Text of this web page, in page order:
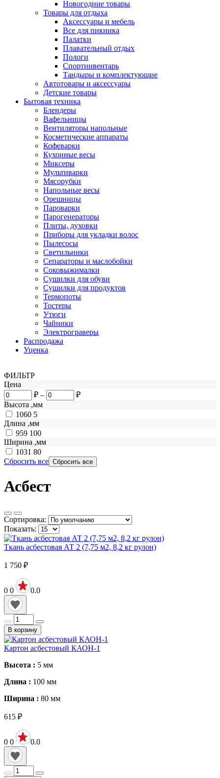
Новогодние товары
Товары для отдыха
Аксессуары и мебель
Все для пикника
Палатки
Плавательный отдых
Пологи
Спортинвентарь
Тандыры и комплектующие
Автотовары и аксессуары
Детские товары
Бытовая техника
Блендеры
Вафельницы
Вентиляторы напольные
Косметические аппараты
Кофеварки
Кухонные весы
Миксеры
Мультиварки
Мясорубки
Напольные весы
Орешницы
Пароварки
Парогенераторы
Плиты, духовки
Приборы для укладки волос
Пылесосы
Светильники
Сепараторы и маслобойки
Соковыжималки
Сушилки для обуви
Сушилки для продуктов
Термопоты
Тостеры
Утюги
Чайники
Электрограверы
Распродажа
Уценка
ФИЛЬТР
Цена
₽ –
₽
Высота ,мм
1060 5
Длина ,мм
959 100
Ширина ,мм
1031 80
Сбросить все
Асбест
Сортировка:
Показать:
Ткань асбестовая АТ 2 (7,75 м2, 8,2 кг рулон)
1 750 ₽
0 0 0.0
В корзину
Картон асбестовый КАОН-1
Высота : 5 мм
Длина : 100 мм
Ширина : 80 мм
615 ₽
0 0 0.0